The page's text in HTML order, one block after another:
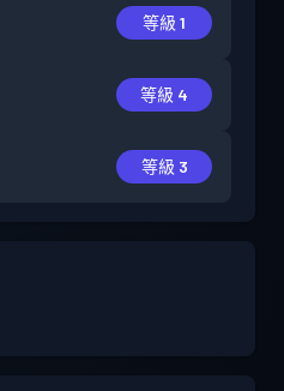
等級 1
等級 4
等級 3